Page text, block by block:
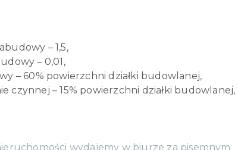
– 1,5,
– 0,01,
– 60% powierzchni działki budowlanej,
czynnej – 15% powierzchni działki budowlanej,
wydajemy w biurze za pisemnym